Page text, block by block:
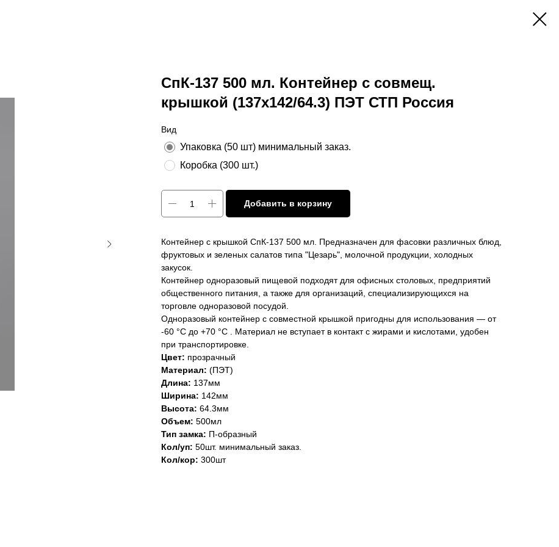
СпК-137 500 мл. Контейнер с совмещ.
крышкой (137х142/64.3) ПЭТ СТП Россия
Вид
Упаковка (50 шт) минимальный заказ.
Коробка (300 шт.)
Добавить в корзину
Контейнер с крышкой СпК-137 500 мл. Предназначен для фасовки различных блюд,
фруктовых и зеленых салатов типа "Цезарь", молочной продукции, холодных
закусок.
Контейнер одноразовый пищевой подходят для офисных столовых, предприятий
общественного питания, а также для организаций, специализирующихся на
торговле одноразовой посудой.
Одноразовый контейнер с совместной крышкой пригодны для использования — от
-60 °C до +70 °C . Материал не вступает в контакт с жирами и кислотами, удобен
при транспортировке.
Цвет: прозрачный
Материал: (ПЭТ)
Длина: 137мм
Ширина: 142мм
Высота: 64.3мм
Объем: 500мл
Тип замка: П-образный
Кол/уп: 50шт. минимальный заказ.
Кол/кор: 300шт